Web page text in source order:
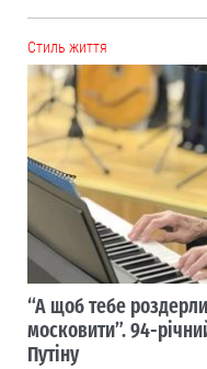
Cтиль життя
“А щоб тебе
московити”. 94-
Путіну